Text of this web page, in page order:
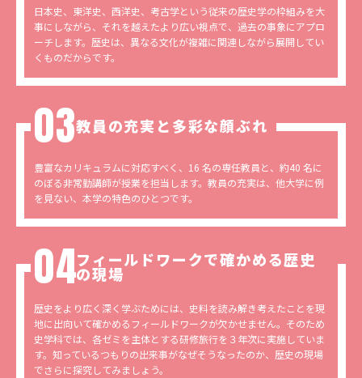
日本史、東洋史、西洋史、考古学という従来の歴史学の枠組みを大
事にしながら、それを越えたより広い視点で、過去の事象にアプロ
ーチします。歴史は、異なる文化が複雑に関連しながら展開してい
くものだからです。
教員の充実と多彩な顔ぶれ
豊富なカリキュラムに対応すべく、16 名の専任教員と、約40 名に
のぼる非常勤講師が授業を担当します。教員の充実は、他大学に例
を見ない、本学の特色のひとつです。
フィールドワークで確かめる歴史
の現場
歴史をより広く深く学ぶためには、史料を読み解き考えたことを現
地に出向いて確かめるフィールドワークが欠かせません。そのため
史学科では、各ゼミを主体とする研修旅行を３年次に実施していま
す。知っているつもりの出来事がなぜそうなったのか、歴史の現場
でさらに探究してみましょう。